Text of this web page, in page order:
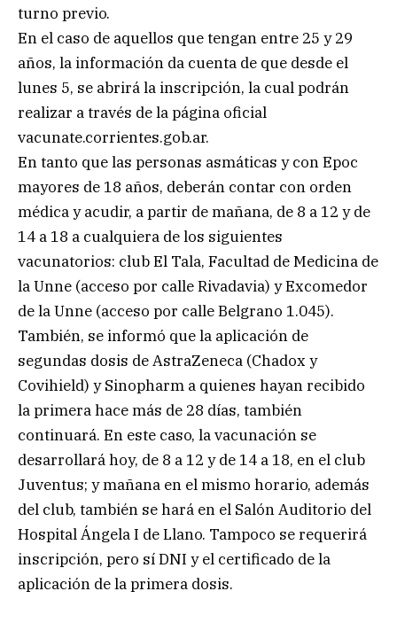
turno previo.
En el caso de aquellos que tengan entre 25 y 29
años, la información da cuenta de que desde el
lunes 5, se abrirá la inscripción, la cual podrán
realizar a través de la página oficial
vacunate.corrientes.gob.ar.
En tanto que las personas asmáticas y con Epoc
mayores de 18 años, deberán contar con orden
médica y acudir, a partir de mañana, de 8 a 12 y de
14 a 18 a cualquiera de los siguientes
vacunatorios: club El Tala, Facultad de Medicina de
la Unne (acceso por calle Rivadavia) y Excomedor
de la Unne (acceso por calle Belgrano 1.045).
También, se informó que la aplicación de
segundas dosis de AstraZeneca (Chadox y
Covihield) y Sinopharm a quienes hayan recibido
la primera hace más de 28 días, también
continuará. En este caso, la vacunación se
desarrollará hoy, de 8 a 12 y de 14 a 18, en el club
Juventus; y mañana en el mismo horario, además
del club, también se hará en el Salón Auditorio del
Hospital Ángela I de Llano. Tampoco se requerirá
inscripción, pero sí DNI y el certificado de la
aplicación de la primera dosis.